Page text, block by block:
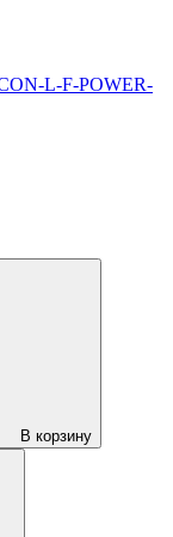
L-F-POWER-
В корзину